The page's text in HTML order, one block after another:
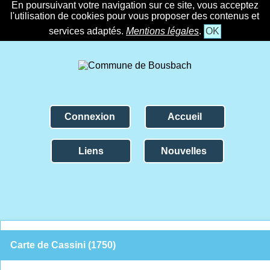
En poursuivant votre navigation sur ce site, vous acceptez
l'utilisation de cookies pour vous proposer des contenus et
services adaptés. Mentions légales. OK
Connexion Accueil
Liens Nouvelles
Carte de Cassini (1750)